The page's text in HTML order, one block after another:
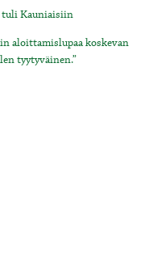
tuli Kauniaisiin
aloittamislupaa koskevan
tyytyväinen.”